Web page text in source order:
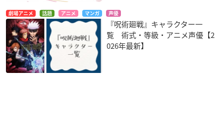
劇場アニメ 話題 アニメ マンガ 声優
『呪術廻戦』キャラクター一
覧 術式・等級・アニメ声優【2
026年最新】